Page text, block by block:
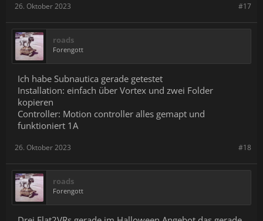
#17
26. Oktober 2023
roads
Forengott
Ich habe Subnautica gerade getestet
Installation: einfach über Vortex und zwei Folder
kopieren
Controller: Motion controller alles gemapt und
funktioniert 1A
#18
26. Oktober 2023
roads
Forengott